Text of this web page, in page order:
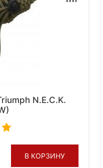
N.E.C.K.
В КОРЗИНУ